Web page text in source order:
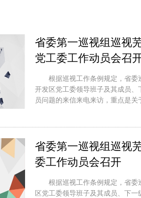
省委第一巡视组巡视
党工委工作动员会召
根据巡视工作条例规定，省
开发区党工委领导班子及其成员
员问题的来信来电来访，重点是
省委第一巡视组巡视
委工作动员会召开
根据巡视工作条例规定，省
区党工委领导班子及其成员、下